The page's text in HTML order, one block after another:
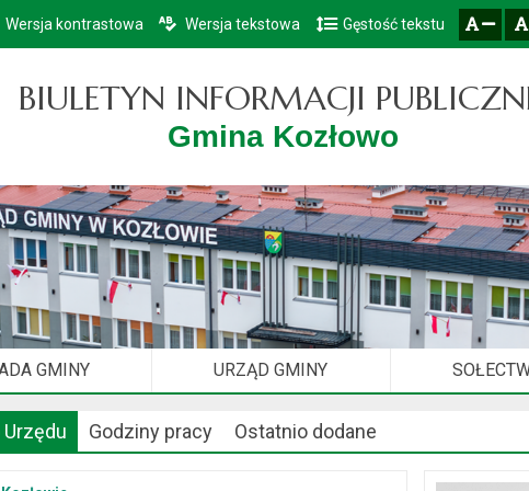
Przejdź do głównego menu
Przejdź do treści
Przejdź do mapy serwisu
Wersja kontrastowa Wersja tekstowa Gęstość tekstu
BIULETYN INFORMACJI
Gmina Kozłowo
GMINY URZĄD GMINY
Godziny pracy Ostatnio dodane